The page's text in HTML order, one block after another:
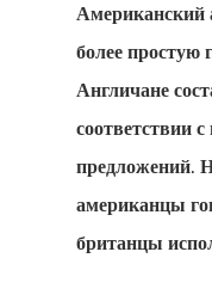
Американский
более простую
Англичане
соответствии
предложений.
американцы
британцы